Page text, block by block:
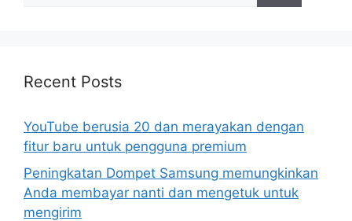
Recent Posts
YouTube berusia 20 dan merayakan dengan
fitur baru untuk pengguna premium
Peningkatan Dompet Samsung memungkinkan
Anda membayar nanti dan mengetuk untuk
mengirim